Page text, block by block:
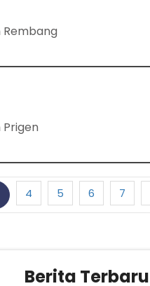
4 5 6 7
Berita Terbaru